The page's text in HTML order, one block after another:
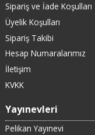
Sipariş ve İade Koşulları
Üyelik Koşulları
Sipariş Takibi
Hesap Numaralarımız
İletişim
KVKK
Yayınevleri
Pelikan Yayınevi